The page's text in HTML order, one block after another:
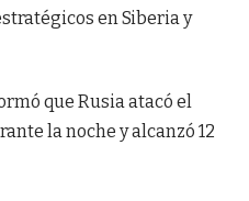
en Siberia y
que Rusia atacó el
la noche y alcanzó 12